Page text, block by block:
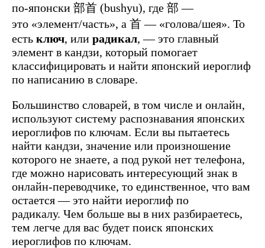
по-японски 部首 (bushyu), где 部 —
это «элемент/часть», а 首 — «голова/шея». То
есть ключ, или радикал, — это главный
элемент в кандзи, который помогает
классифицировать и найти японский иероглиф
по написанию в словаре.
Большинство словарей, в том числе и онлайн,
используют систему распознавания японских
иероглифов по ключам. Если вы пытаетесь
найти кандзи, значение или произношение
которого не знаете, а под рукой нет телефона,
где можно нарисовать интересующий знак в
онлайн-переводчике, то единственное, что вам
остается — это найти иероглиф по
радикалу. Чем больше вы в них разбираетесь,
тем легче для вас будет поиск японских
иероглифов по ключам.